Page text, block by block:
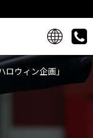
ウィン企画」